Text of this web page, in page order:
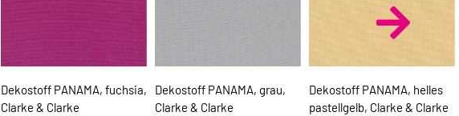
Dekostoff PANAMA, fuchsia,
Clarke & Clarke
Dekostoff PANAMA, grau,
Clarke & Clarke
Dekostoff PANAMA, helles
pastellgelb, Clarke & Clarke